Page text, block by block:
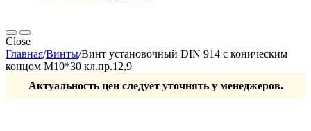
Close
Главная/Винты/Винт установочный DIN 914 с коническим
концом М10*30 кл.пр.12,9
Актуальность цен следует уточнять у менеджеров.